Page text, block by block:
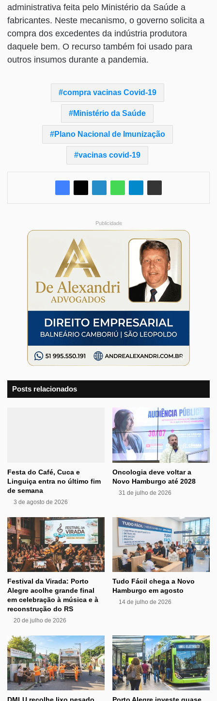
administrativa feita pelo Ministério da Saúde a
fabricantes. Neste mecanismo, o governo solicita a
compra dos excedentes da indústria produtora
daquele bem. O recurso também foi usado para
outros insumos durante a pandemia.
compra vacinas Covid-19
Ministério da Saúde
Plano Nacional de Imunização
vacinas covid-19
Publicidade
Posts relacionados
Festa do Café, Cuca e
Linguiça entra no último fim
de semana
3 de agosto de 2026
Oncologia deve voltar a
Novo Hamburgo até 2028
31 de julho de 2026
Festival da Virada: Porto
Alegre acolhe grande final
em celebração à música e à
reconstrução do RS
20 de julho de 2026
Tudo Fácil chega a Novo
Hamburgo em agosto
14 de julho de 2026